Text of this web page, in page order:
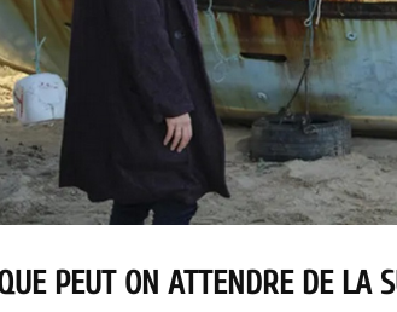
PEUT ON ATTENDRE DE LA